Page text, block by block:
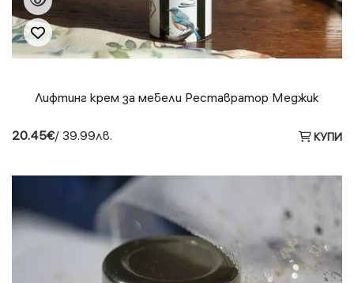
Лифтинг крем за мебели Реставратор Меджик
20.45€/ 39.99лв. КУПИ